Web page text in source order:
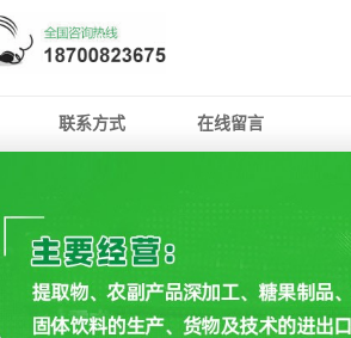
联系方式 在线留言